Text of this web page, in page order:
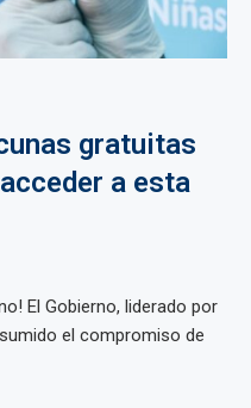
gratuitas
a esta
El Gobierno, liderado por
el compromiso de